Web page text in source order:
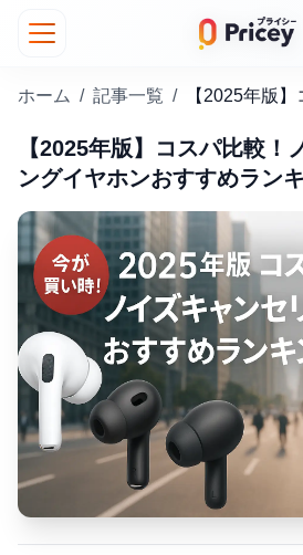
ホーム / 記事一覧 /
【2025年版】コスパ比較！
ングイヤホンおすすめラン